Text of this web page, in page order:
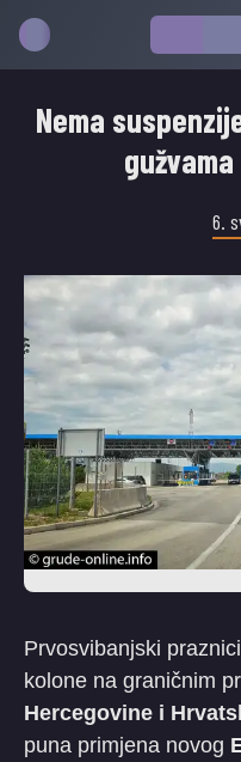
Nema
6.
Prvosvibanjski
kolone na graničnim
Hercegovine i
puna primjena novog